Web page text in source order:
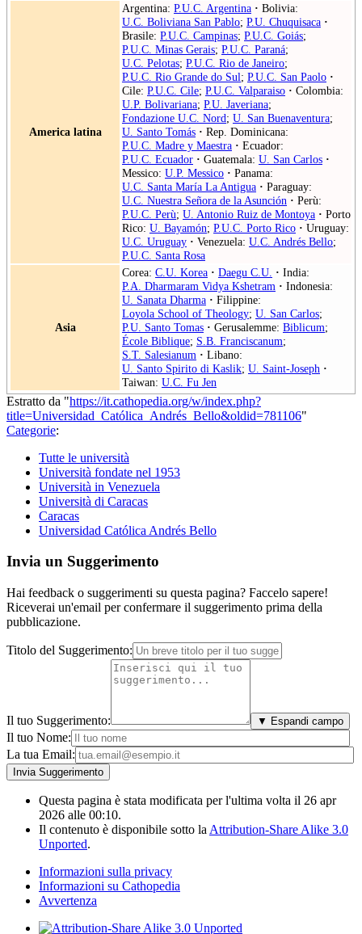
America latina
Argentina: P.U.C. Argentina · Bolivia:
U.C. Boliviana San Pablo; P.U. Chuquisaca ·
Brasile: P.U.C. Campinas; P.U.C. Goiás;
P.U.C. Minas Gerais; P.U.C. Paraná;
U.C. Pelotas; P.U.C. Rio de Janeiro;
P.U.C. Rio Grande do Sul; P.U.C. San Paolo ·
Cile: P.U.C. Cile; P.U.C. Valparaiso · Colombia:
U.P. Bolivariana; P.U. Javeriana;
Fondazione U.C. Nord; U. San Buenaventura;
U. Santo Tomás · Rep. Dominicana:
P.U.C. Madre y Maestra · Ecuador:
P.U.C. Ecuador · Guatemala: U. San Carlos ·
Messico: U.P. Messico · Panama:
U.C. Santa María La Antigua · Paraguay:
U.C. Nuestra Señora de la Asunción · Perù:
P.U.C. Perù; U. Antonio Ruiz de Montoya · Porto
Rico: U. Bayamón; P.U.C. Porto Rico · Uruguay:
U.C. Uruguay · Venezuela: U.C. Andrés Bello;
P.U.C. Santa Rosa
Asia
Corea: C.U. Korea · Daegu C.U. · India:
P.A. Dharmaram Vidya Kshetram · Indonesia:
U. Sanata Dharma · Filippine:
Loyola School of Theology; U. San Carlos;
P.U. Santo Tomas · Gerusalemme: Biblicum;
École Biblique; S.B. Franciscanum;
S.T. Salesianum · Libano:
U. Santo Spirito di Kaslik; U. Saint-Joseph ·
Taiwan: U.C. Fu Jen
Estratto da "https://it.cathopedia.org/w/index.php?
title=Universidad_Católica_Andrés_Bello&oldid=781106"
Categorie:
Tutte le università
Università fondate nel 1953
Università in Venezuela
Università di Caracas
Caracas
Universidad Católica Andrés Bello
Invia un Suggerimento
Hai feedback o suggerimenti su questa pagina? Faccelo sapere!
Riceverai un'email per confermare il suggerimento prima della
pubblicazione.
Titolo del Suggerimento:
Il tuo Suggerimento: ▼ Espandi campo
Il tuo Nome:
La tua Email:
Questa pagina è stata modificata per l'ultima volta il 26 apr
2026 alle 00:10.
Il contenuto è disponibile sotto la Attribution-Share Alike 3.0
Unported.
Informazioni sulla privacy
Informazioni su Cathopedia
Avvertenza